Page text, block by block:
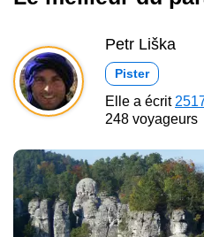
Petr Liška
Pister
Elle a écrit
248 voyageurs